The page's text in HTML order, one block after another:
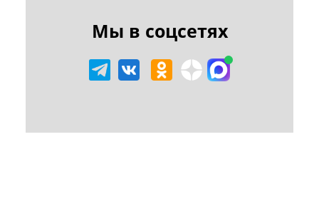
Мы в соцсетях